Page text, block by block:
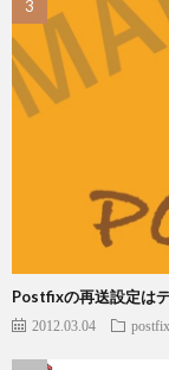
Postfixの再送設定は
2012.03.04 postfix